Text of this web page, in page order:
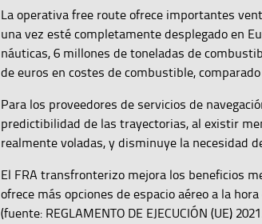
La operativa free route ofrece importantes
una vez esté completamente desplegado en
náuticas, 6 millones de toneladas de
de euros en costes de combustible,
Para los proveedores de servicios de
predictibilidad de las trayectorias, al existir
realmente voladas, y disminuye la necesidad
El FRA transfronterizo mejora los beneficios
ofrece más opciones de espacio aéreo a la
(fuente: REGLAMENTO DE EJECUCIÓN (UE)